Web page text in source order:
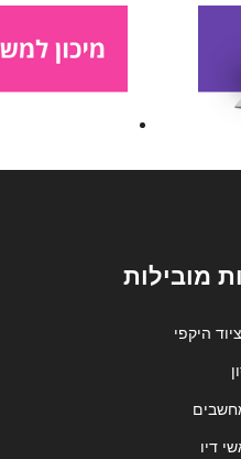
מובילות
היקפי
דיו